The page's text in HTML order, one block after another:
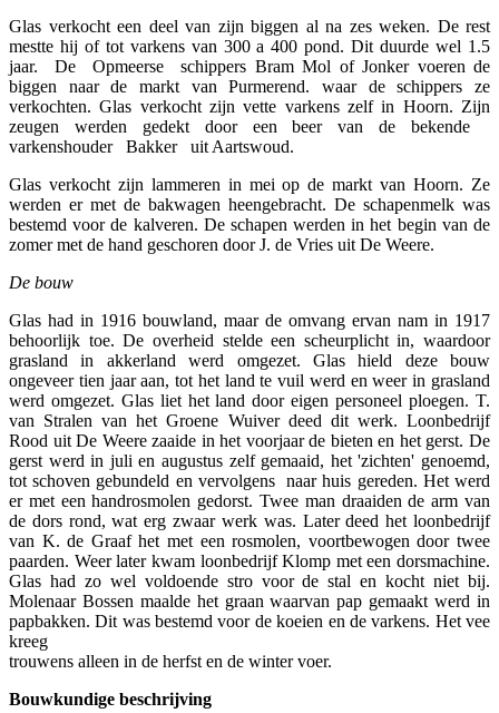
Glas verkocht een deel van zijn biggen al na zes weken. De rest
mestte hij of tot varkens van 300 a 400 pond. Dit duurde wel 1.5
jaar. De Opmeerse schippers Bram Mol of Jonker voeren de
biggen naar de markt van Purmerend. waar de schippers ze
verkochten. Glas verkocht zijn vette varkens zelf in Hoorn. Zijn
zeugen werden gedekt door een beer van de bekende
varkenshouder Bakker uit Aartswoud.
Glas verkocht zijn lammeren in mei op de markt van Hoorn. Ze
werden er met de bakwagen heengebracht. De schapenmelk was
bestemd voor de kalveren. De schapen werden in het begin van de
zomer met de hand geschoren door J. de Vries uit De Weere.
De bouw
Glas had in 1916 bouwland, maar de omvang ervan nam in 1917
behoorlijk toe. De overheid stelde een scheurplicht in, waardoor
grasland in akkerland werd omgezet. Glas hield deze bouw
ongeveer tien jaar aan, tot het land te vuil werd en weer in grasland
werd omgezet. Glas liet het land door eigen personeel ploegen. T.
van Stralen van het Groene Wuiver deed dit werk. Loonbedrijf
Rood uit De Weere zaaide in het voorjaar de bieten en het gerst. De
gerst werd in juli en augustus zelf gemaaid, het 'zichten' genoemd,
tot schoven gebundeld en vervolgens naar huis gereden. Het werd
er met een handrosmolen gedorst. Twee man draaiden de arm van
de dors rond, wat erg zwaar werk was. Later deed het loonbedrijf
van K. de Graaf het met een rosmolen, voortbewogen door twee
paarden. Weer later kwam loonbedrijf Klomp met een dorsmachine.
Glas had zo wel voldoende stro voor de stal en kocht niet bij.
Molenaar Bossen maalde het graan waarvan pap gemaakt werd in
papbakken. Dit was bestemd voor de koeien en de varkens. Het vee
kreeg
trouwens alleen in de herfst en de winter voer.
Bouwkundige beschrijving